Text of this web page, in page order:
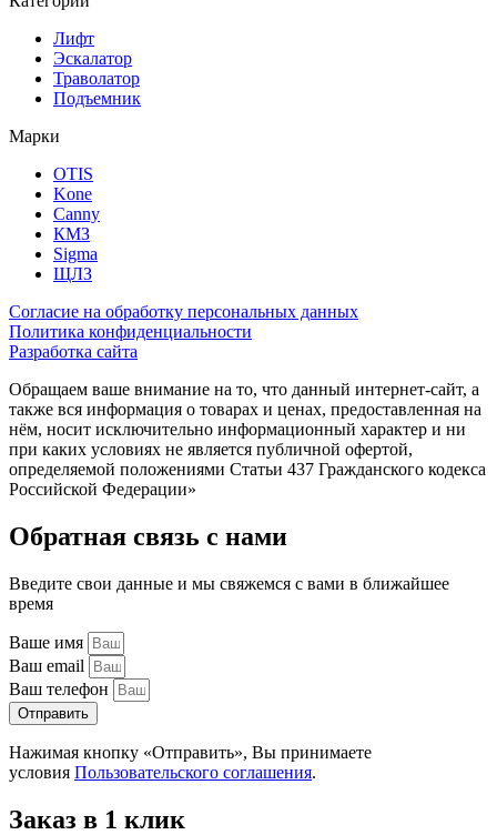
Лифт
Эскалатор
Траволатор
Подъемник
Марки
OTIS
Kone
Canny
КМЗ
Sigma
ЩЛЗ
Согласие на обработку персональных данных
Политика конфиденциальности
Разработка сайта
Обращаем ваше внимание на то, что данный интернет-сайт, а
также вся информация о товарах и ценах, предоставленная на
нём, носит исключительно информационный характер и ни
при каких условиях не является публичной офертой,
определяемой положениями Статьи 437 Гражданского кодекса
Российской Федерации»
Обратная связь с нами
Введите свои данные и мы свяжемся с вами в ближайшее
время
Ваше имя
Ваш email
Ваш телефон
Отправить
Нажимая кнопку «Отправить», Вы принимаете
условия Пользовательского соглашения.
Заказ в 1 клик